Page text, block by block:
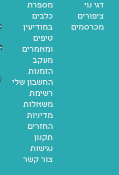
דגי נוי
ציפורים
מכרסמים
מספרת
כלבים
במודיעין
טיפים
ומאמרים
מעקב
הזמנות
החשבון שלי
רשימת
משאלות
מדיניות
החזרים
תקנון
נגישות
צור קשר